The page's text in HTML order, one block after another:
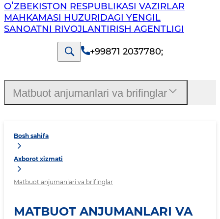
OʻZBEKISTON RESPUBLIKASI VAZIRLAR
MAHKAMASI HUZURIDAGI YENGIL
SANOATNI RIVOJLANTIRISH AGENTLIGI
+99871 2037780;
Bosh sahifa
Axborot xizmati
Matbuot anjumanlari va brifinglar
MATBUOT ANJUMANLARI VA
Matbuot anjumanlari va brifinglar